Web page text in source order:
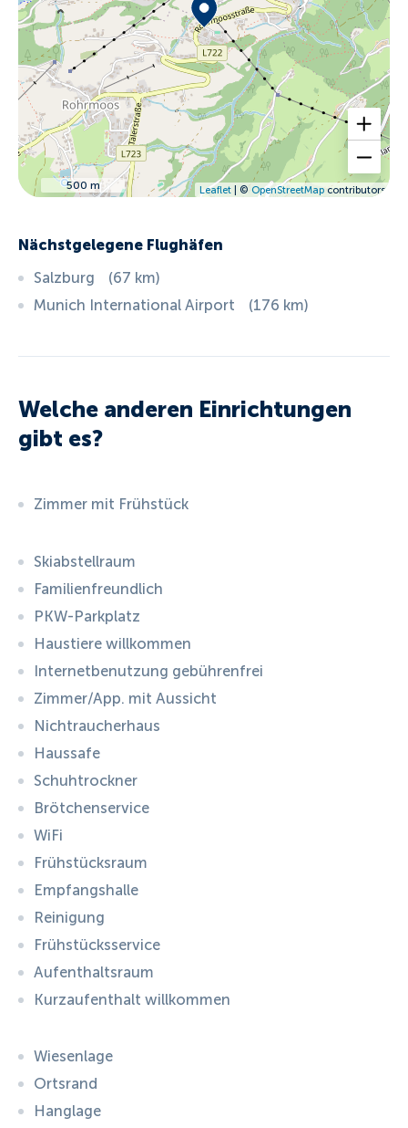
500 m Leaflet| © OpenStreetMapcontributors
Nächstgelegene Flughäfen
Salzburg
(67 km)
Munich International Airport
(176 km)
Welche anderen Einrichtungen
gibt es?
Zimmer mit Frühstück
Skiabstellraum
Familienfreundlich
PKW-Parkplatz
Haustiere willkommen
Internetbenutzung gebührenfrei
Zimmer/App. mit Aussicht
Nichtraucherhaus
Haussafe
Schuhtrockner
Brötchenservice
WiFi
Frühstücksraum
Empfangshalle
Reinigung
Frühstücksservice
Aufenthaltsraum
Kurzaufenthalt willkommen
Wiesenlage
Ortsrand
Hanglage